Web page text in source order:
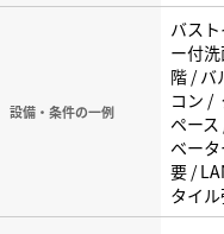
設備・条件の一例
バス
ー付
階 / バ
コン /
ペー
ベー
要 /
タイ